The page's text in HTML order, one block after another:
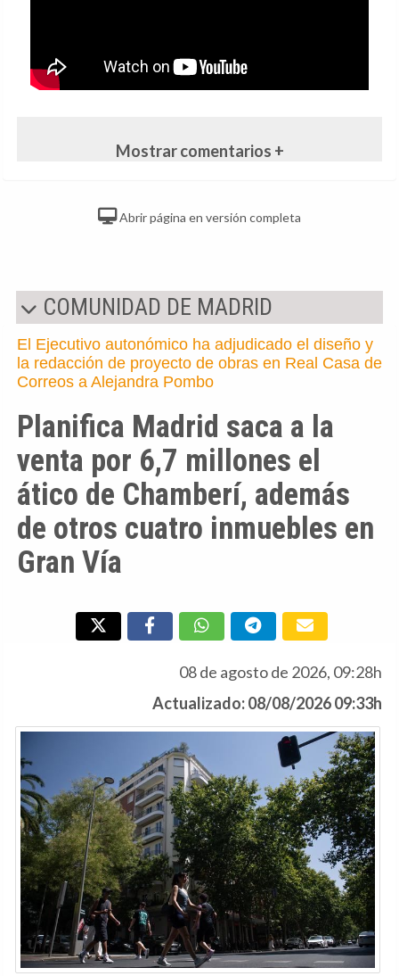
Mostrar comentarios +
Abrir página en versión completa
COMUNIDAD DE MADRID
El Ejecutivo autonómico ha adjudicado el diseño y
la redacción de proyecto de obras en Real Casa de
Correos a Alejandra Pombo
Planifica Madrid saca a la
venta por 6,7 millones el
ático de Chamberí, además
de otros cuatro inmuebles en
Gran Vía
08 de agosto de 2026, 09:28h
Actualizado: 08/08/2026 09:33h